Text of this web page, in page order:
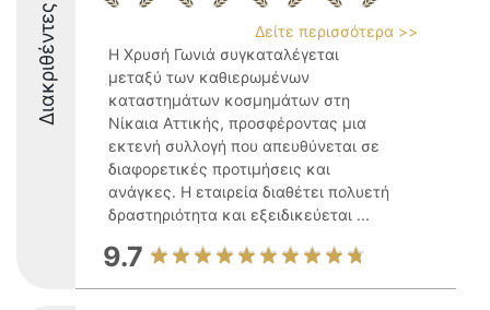
Διακριθέντες
Δείτε περισσότερα >>
Η Χρυσή Γωνιά συγκαταλέγεται
μεταξύ των καθιερωμένων
καταστημάτων κοσμημάτων στη
Νίκαια Αττικής, προσφέροντας μια
εκτενή συλλογή που απευθύνεται σε
διαφορετικές προτιμήσεις και
ανάγκες. Η εταιρεία διαθέτει πολυετή
δραστηριότητα και εξειδικεύεται ...
9.7